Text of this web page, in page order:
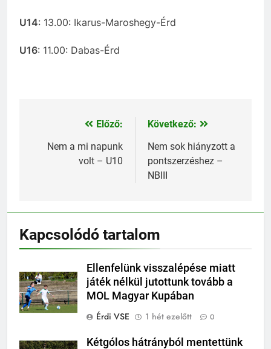
U14: 13.00: Ikarus-Maroshegy-Érd
U16: 11.00: Dabas-Érd
Bejegyzés
navigáció
Előző:
Nem a mi napunk
volt – U10
Következő:
Nem sok hiányzott a
pontszerzéshez –
NBIII
Kapcsolódó tartalom
Ellenfelünk visszalépése miatt
játék nélkül jutottunk tovább a
MOL Magyar Kupában
Érdi VSE
1 hét ezelőtt 0
Kétgólos hátrányból mentettünk